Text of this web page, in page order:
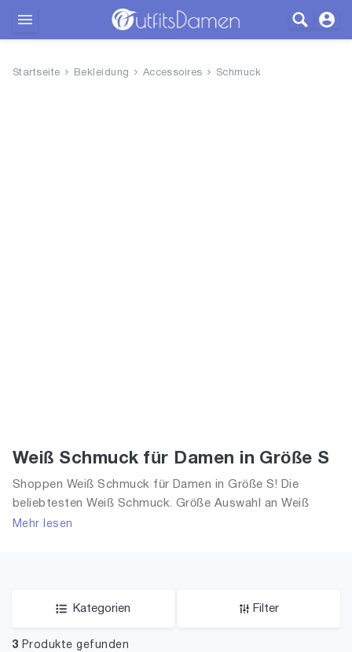
Startseite Bekleidung Accessoires Schmuck
Weiß Schmuck für Damen in Größe S
Shoppen Weiß Schmuck für Damen in Größe S! Die
beliebtesten Weiß Schmuck. Größe Auswahl an Weiß
Schmuck in Größe S und alle Trends aus 2026 für Frauen!
Mehr lesen
Kategorien Filter
3 Produkte gefunden